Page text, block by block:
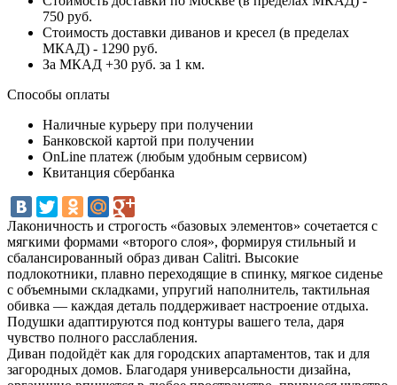
750 руб.
Стоимость доставки диванов и кресел (в пределах
МКАД) - 1290 руб.
За МКАД +30 руб. за 1 км.
Способы оплаты
Наличные курьеру при получении
Банковской картой при получении
OnLine платеж (любым удобным сервисом)
Квитанция сбербанка
Лаконичность и строгость «базовых элементов» сочетается с
мягкими формами «второго слоя», формируя стильный и
сбалансированный образ диван Calitri. Высокие
подлокотники, плавно переходящие в спинку, мягкое сиденье
с объемными складками, упругий наполнитель, тактильная
обивка — каждая деталь поддерживает настроение отдыха.
Подушки адаптируются под контуры вашего тела, даря
чувство полного расслабления.
Диван подойдёт как для городских апартаментов, так и для
загородных домов. Благодаря универсальности дизайна,